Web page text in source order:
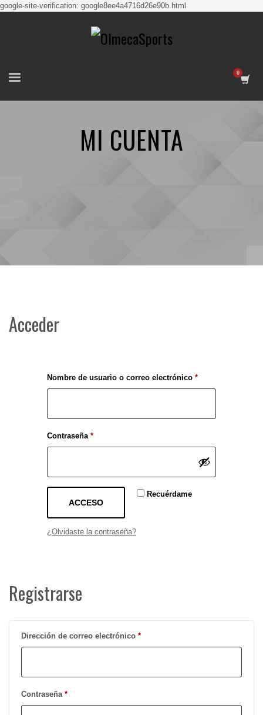
google-site-verification: google8ee4a4716d26e90b.html
MI CUENTA
Acceder
Nombre de usuario o correo electrónico *Obligatorio
Contraseña *Obligatorio
Recuérdame
ACCESO
¿Olvidaste la contraseña?
Registrarse
Dirección de correo electrónico *Obligatorio
Contraseña *Obligatorio